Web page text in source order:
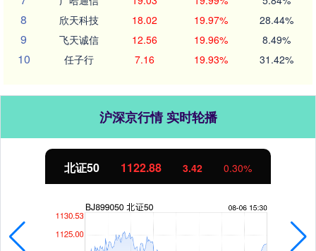
8 欣天科技 18.02 19.97% 28.44%
9 飞天诚信 12.56 19.96% 8.49%
10 任子行 7.16 19.93% 31.42%
沪深京行情 实时轮播
北证50 1122.88 3.42 0.30%